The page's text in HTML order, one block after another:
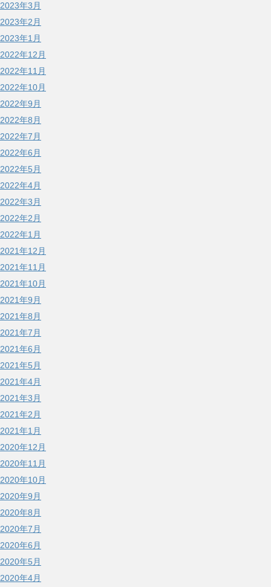
2023年3月
2023年2月
2023年1月
2022年12月
2022年11月
2022年10月
2022年9月
2022年8月
2022年7月
2022年6月
2022年5月
2022年4月
2022年3月
2022年2月
2022年1月
2021年12月
2021年11月
2021年10月
2021年9月
2021年8月
2021年7月
2021年6月
2021年5月
2021年4月
2021年3月
2021年2月
2021年1月
2020年12月
2020年11月
2020年10月
2020年9月
2020年8月
2020年7月
2020年6月
2020年5月
2020年4月